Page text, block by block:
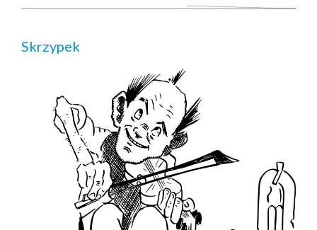
Skrzypek